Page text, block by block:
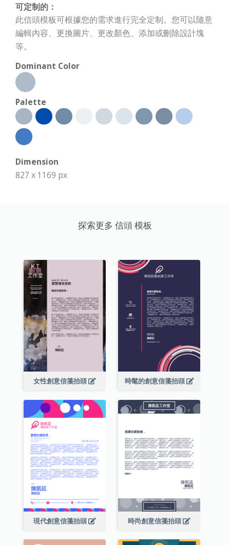
可定制的：
此信頭模板可根據您的需求進行完全定制。您可以隨意
編輯內容、更換圖片、更改顏色、添加或刪除設計塊
等。
Dominant Color
Palette
Dimension
827 x 1169 px
探索更多 信頭 模板
女性創意信箋抬頭 時髦的創意信箋抬頭
現代創意信箋抬頭 時尚創意信箋抬頭